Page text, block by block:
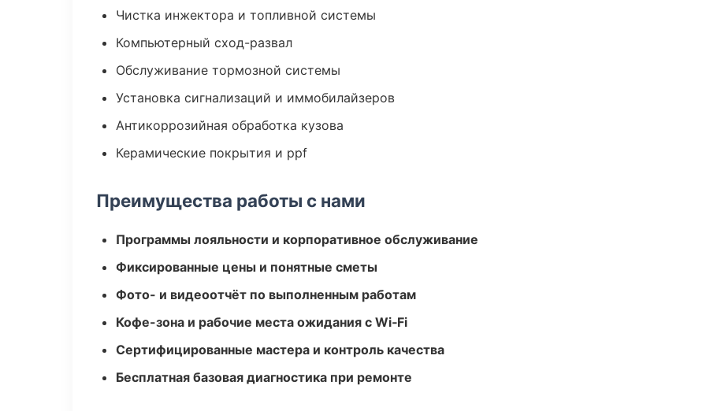
Чистка инжектора и топливной системы
Компьютерный сход-развал
Обслуживание тормозной системы
Установка сигнализаций и иммобилайзеров
Антикоррозийная обработка кузова
Керамические покрытия и ppf
Преимущества работы с нами
Программы лояльности и корпоративное обслуживание
Фиксированные цены и понятные сметы
Фото- и видеоотчёт по выполненным работам
Кофе-зона и рабочие места ожидания с Wi‑Fi
Сертифицированные мастера и контроль качества
Бесплатная базовая диагностика при ремонте